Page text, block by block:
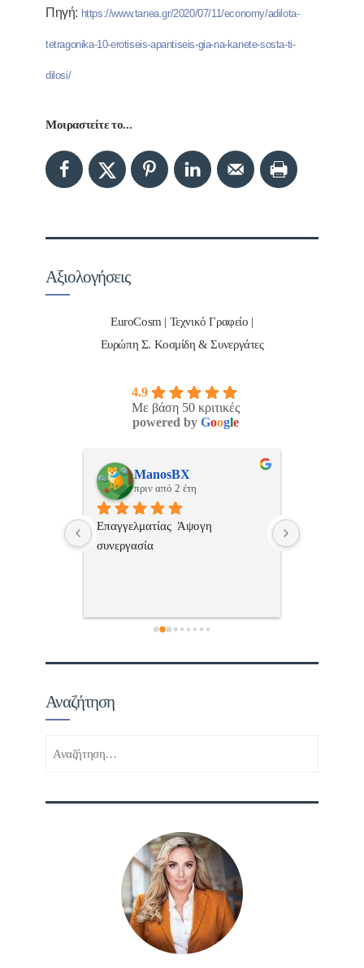
Πηγή: https://www.tanea.gr/2020/07/11/economy/adilota-
tetragonika-10-erotiseis-apantiseis-gia-na-kanete-sosta-ti-
dilosi/
Μοιραστείτε το...
Αξιολογήσεις
EuroCosm | Τεχνικό Γραφείο |
Ευρώπη Σ. Κοσμίδη & Συνεργάτες
4.9
Με βάση 50 κριτικές
powered by Google
ManosBX
πριν από 2 έτη
Επαγγελματίας  Άψογη
συνεργασία
Αναζήτηση